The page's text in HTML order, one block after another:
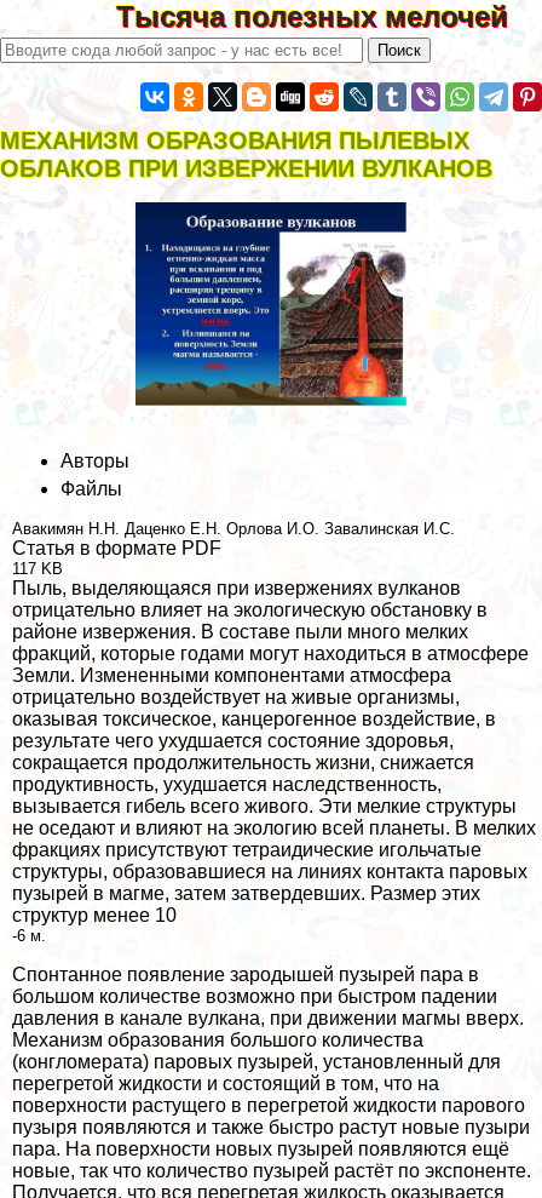
Тысяча полезных мелочей
МЕХАНИЗМ ОБРАЗОВАНИЯ ПЫЛЕВЫХ
ОБЛАКОВ ПРИ ИЗВЕРЖЕНИИ ВУЛКАНОВ
Авторы
Файлы
Авакимян Н.Н. Даценко Е.Н. Орлова И.О. Завалинская И.С.
Статья в формате PDF
117 KB
Пыль, выделяющаяся при извержениях вулканов
отрицательно влияет на экологическую обстановку в
районе извержения. В составе пыли много мелких
фpaкций, которые годами могут находиться в атмосфере
Земли. Измененными компонентами атмосфера
отрицательно воздействует на живые организмы,
оказывая токсическое, канцерогенное воздействие, в
результате чего ухудшается состояние здоровья,
сокращается продолжительность жизни, снижается
продуктивность, ухудшается наследственность,
вызывается гибель всего живого. Эти мелкие структуры
не оседают и влияют на экологию всей планеты. В мелких
фpaкциях присутствуют тетраидические игольчатые
структуры, образовавшиеся на линиях контакта паровых
пузырей в магме, затем затвердевших. Размер этих
структур менее 10
-6 м.
Спонтанное появление зародышей пузырей пара в
большом количестве возможно при быстром падении
давления в канале вулкана, при движении магмы вверх.
Механизм образования большого количества
(конгломерата) паровых пузырей, установленный для
перегретой жидкости и состоящий в том, что на
поверхности растущего в перегретой жидкости парового
пузыря появляются и также быстро растут новые пузыри
пара. На поверхности новых пузырей появляются ещё
новые, так что количество пузырей растёт по экспоненте.
Получается, что вся перегретая жидкость оказывается